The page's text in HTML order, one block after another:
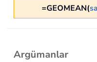
=GEOMEAN(
Argümanlar